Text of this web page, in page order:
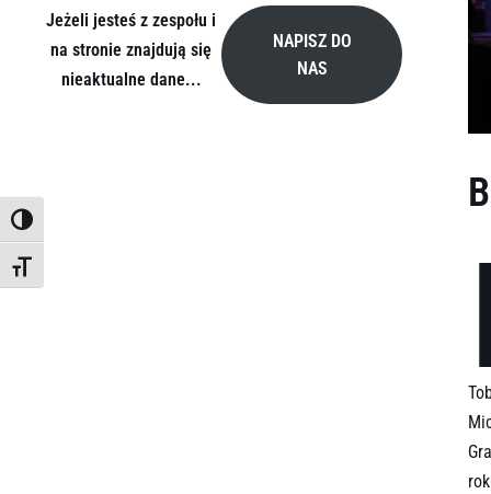
TOGGLE HIGH CONTRAST
TOGGLE FONT SIZE
Jeżeli jesteś z zespołu i
na stronie znajdują się
nieaktualne dane...
NAPISZ DO
NAS